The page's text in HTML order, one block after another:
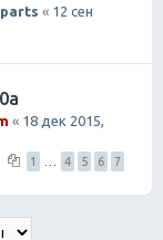
« 12 сен
« 18 дек 2015,
1 4 5 6 7